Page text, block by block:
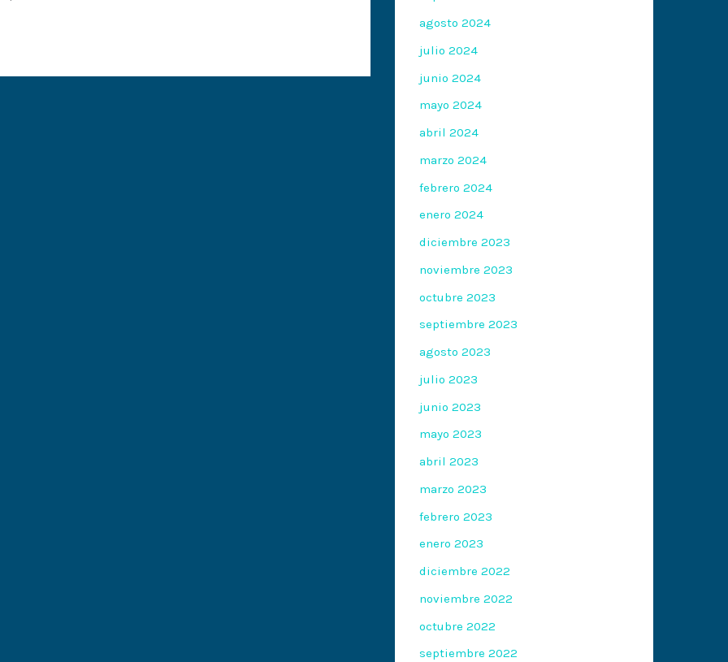
agosto 2024
julio 2024
junio 2024
mayo 2024
abril 2024
marzo 2024
febrero 2024
enero 2024
diciembre 2023
noviembre 2023
octubre 2023
septiembre 2023
agosto 2023
julio 2023
junio 2023
mayo 2023
abril 2023
marzo 2023
febrero 2023
enero 2023
diciembre 2022
noviembre 2022
octubre 2022
septiembre 2022